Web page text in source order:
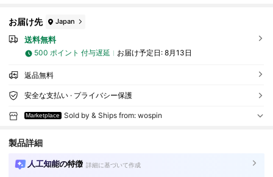
お届け先 Japan
送料無料
500 ポイント 付与遅延 お届け予定日: 8月13日
返品無料
安全な支払い · プライバシー保護
Marketplace Sold by & Ships from: wospin
製品詳細
人工知能の特徴 詳細に基づいて作成